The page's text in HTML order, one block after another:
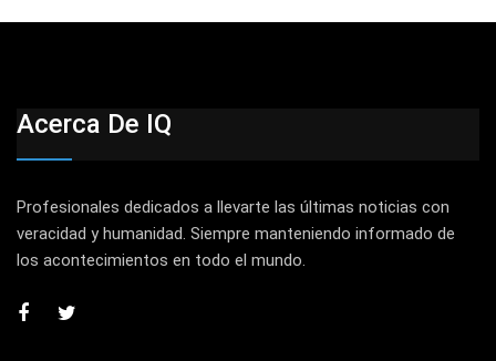
Acerca De IQ
Profesionales dedicados a llevarte las últimas noticias con
veracidad y humanidad. Siempre manteniendo informado de
los acontecimientos en todo el mundo.